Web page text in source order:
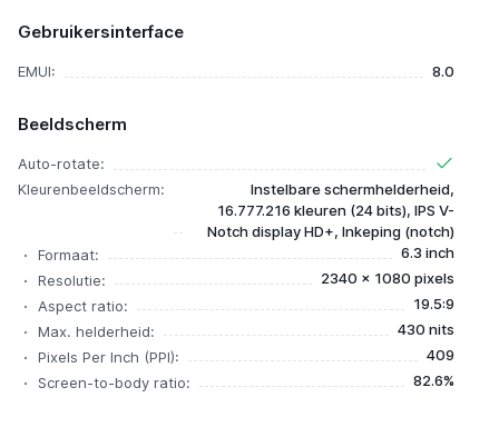
Gebruikersinterface
EMUI: 8.0
Beeldscherm
Auto-rotate:
Kleurenbeeldscherm:
Instelbare schermhelderheid,
16.777.216 kleuren (24 bits), IPS V-
Notch display HD+, Inkeping (notch)
Formaat:
6.3 inch
Resolutie:
2340 x 1080 pixels
Aspect ratio:
19.5:9
Max. helderheid:
430 nits
Pixels Per Inch (PPI):
409
Screen-to-body ratio:
82.6%